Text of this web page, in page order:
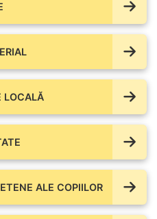
LOCALĂ
ALE COPIILOR